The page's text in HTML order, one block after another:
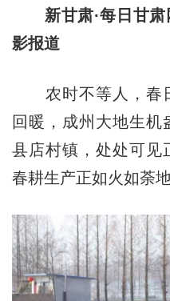
新甘肃·每日甘肃
影报道
农时不等人，春
回暖，成州大地生机
县店村镇，处处可见
春耕生产正如火如荼地